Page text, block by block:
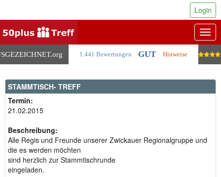
.org 1.441 Bewertungen GUT Hinweise
Login
STAMMTISCH- TREFF
Termin:
21.02.2015
Beschreibung:
Alle Regis und Freunde unserer Zwickauer Regionalgruppe und
die es werden möchten
sind herzlich zur Stammtischrunde
eingeladen.